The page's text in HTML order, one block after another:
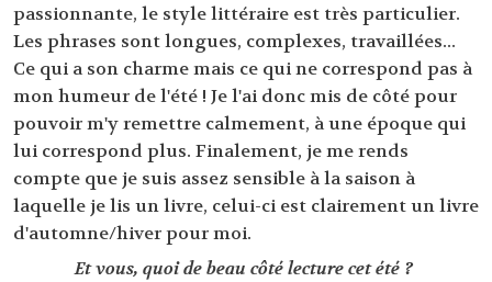
passionnante, le style littéraire est très particulier.
Les phrases sont longues, complexes, travaillées...
Ce qui a son charme mais ce qui ne correspond pas à
mon humeur de l'été ! Je l'ai donc mis de côté pour
pouvoir m'y remettre calmement, à une époque qui
lui correspond plus. Finalement, je me rends
compte que je suis assez sensible à la saison à
laquelle je lis un livre, celui-ci est clairement un livre
d'automne/hiver pour moi.
Et vous, quoi de beau côté lecture cet été ?